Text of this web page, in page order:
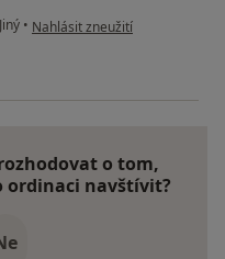
Jiný • podle názoru uživatele P.M.
Nahlásit zneužití
o tom,
ordinaci navštívit?